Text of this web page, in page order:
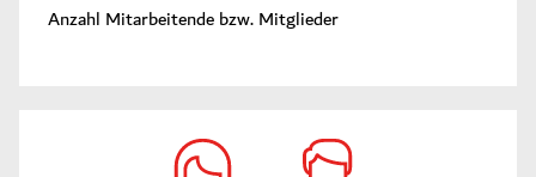
Anzahl Mitarbeitende bzw. Mitglieder